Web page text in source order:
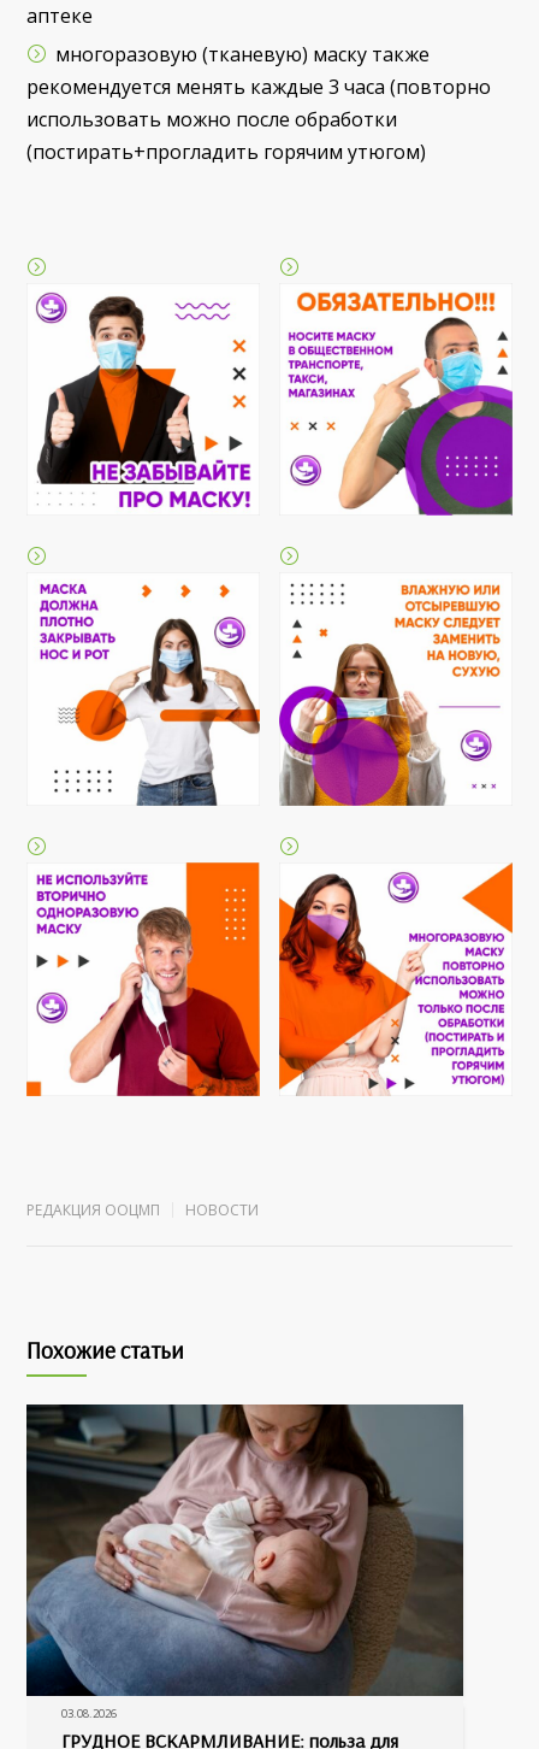
аптеке
многоразовую (тканевую) маску также
рекомендуется менять каждые 3 часа (повторно
использовать можно после обработки
(постирать+прогладить горячим утюгом)
РЕДАКЦИЯ ООЦМП НОВОСТИ
Похожие статьи
03.08.2026
ГРУДНОЕ ВСКАРМЛИВАНИЕ: польза для